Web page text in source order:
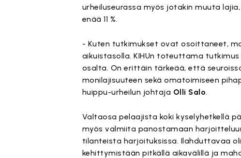
urheiluseurassa myös jotakin muuta
enää 11 %.
- Kuten tutkimukset ovat osoittaneet,
aikuistasolla. KIHUn toteuttama
osalta. On erittäin tärkeää, että
monilajisuuteen sekä omatoimiseen
huippu-urheilun johtaja Olli Salo.
Valtaosa pelaajista koki kyselyhetkellä
myös valmiita panostamaan
tilanteista harjoituksissa. Ilahduttavaa
kehittymistään pitkällä aikavälillä ja